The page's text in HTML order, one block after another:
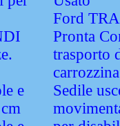
e
Ford
Pronta
trasporto
carrozzina
Sedile